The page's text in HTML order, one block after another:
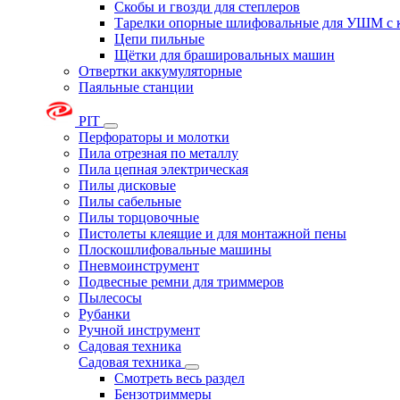
Скобы и гвозди для степлеров
Тарелки опорные шлифовальные для УШМ с
Цепи пильные
Щётки для брашировальных машин
Отвертки аккумуляторные
Паяльные станции
PIT
Перфораторы и молотки
Пила отрезная по металлу
Пила цепная электрическая
Пилы дисковые
Пилы сабельные
Пилы торцовочные
Пистолеты клеящие и для монтажной пены
Плоскошлифовальные машины
Пневмоинструмент
Подвесные ремни для триммеров
Пылесосы
Рубанки
Ручной инструмент
Садовая техника
Садовая техника
Смотреть весь раздел
Бензотриммеры